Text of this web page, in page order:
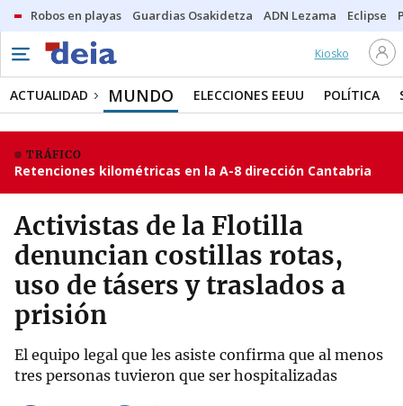
Robos en playas Guardias Osakidetza ADN Lezama Eclipse
Kiosko
ACTUALIDAD MUNDO ELECCIONES EEUU POLÍTICA
TRÁFICO
Retenciones kilométricas en la A-8 dirección Cantabria
Activistas de la Flotilla
denuncian costillas rotas,
uso de tásers y traslados a
prisión
El equipo legal que les asiste confirma que al menos
tres personas tuvieron que ser hospitalizadas